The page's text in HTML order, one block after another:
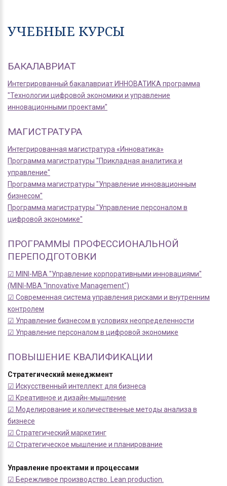
УЧЕБНЫЕ КУРСЫ
БАКАЛАВРИАТ
Интегрированный бакалавриат ИННОВАТИКА программа
"Технологии цифровой экономики и управление
инновационными проектами"
МАГИСТРАТУРА
Интегрированная магистратура «Инноватика»
Программа магистратуры "Прикладная аналитика и
управление"
Программа магистратуры "Управление инновационным
бизнесом"
Программа магистратуры "Управление персоналом в
цифровой экономике"
ПРОГРАММЫ ПРОФЕССИОНАЛЬНОЙ
ПЕРЕПОДГОТОВКИ
☑ MINI-MBA "Управление корпоративными инновациями"
(MINI-MBA "Innovative Management")
☑ Современная система управления рисками и внутренним
контролем
☑ Управление бизнесом в условиях неопределенности
☑ Управление персоналом в цифровой экономике
ПОВЫШЕНИЕ КВАЛИФИКАЦИИ
Стратегический менеджмент
☑ Искусственный интеллект для бизнеса
☑ Креативное и дизайн-мышление
☑ Моделирование и количественные методы анализа в
бизнесе
☑ Стратегический маркетинг
☑ Стратегическое мышление и планирование
Управление проектами и процессами
☑ Бережливое производство. Lean production.